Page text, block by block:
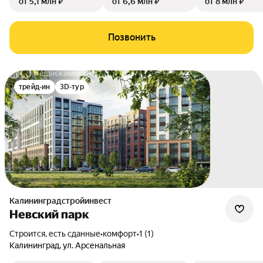
Позвонить
трейд-ин 3D-тур
Калининградстройинвест
Невский парк
Строится, есть сданные•комфорт•1 (1)
Калининград,ул. Арсенальная